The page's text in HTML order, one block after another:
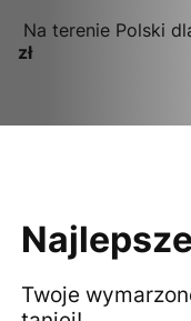
Na terenie Polski
zł
Twoje